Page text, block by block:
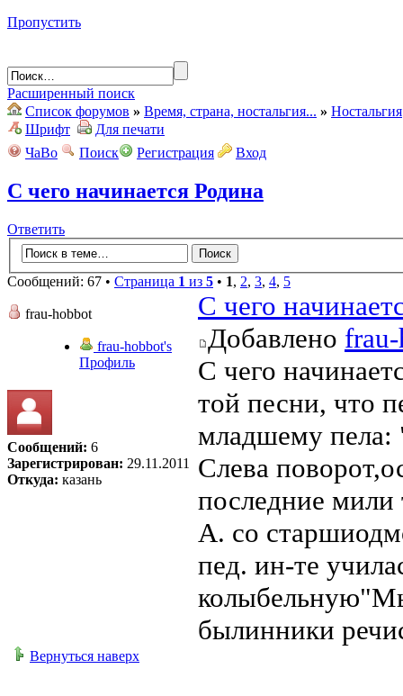
Пропустить
Расширенный поиск
Список форумов » Время, страна, ностальгия... » Ностальгия
Шрифт
Для печати
ЧаВо
Поиск Регистрация Вход
С чего начинается Родина
Ответить
Сообщений: 67 • Страница 1 из 5 • 1, 2, 3, 4, 5
frau-hobbot
frau-hobbot's
Профиль
Сообщений: 6
Зарегистрирован: 29.11.2011
Откуда: казань
С чего
Добавлено
С чего
той песни, что
младшему пела:
Слева
последние
А. со
пед. ин-те
былинники
Вернуться наверх